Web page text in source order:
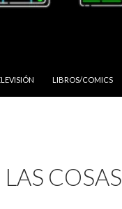
LIBROS/COMICS
COSAS